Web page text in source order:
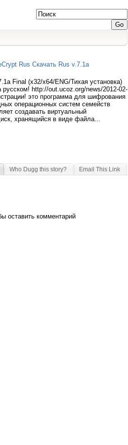
Rus Скачать Rus v.7.1a
Final (x32/x64/ENG/Тихая установка)
русском! http://out.ucoz.org/news/2012-02-
это программа для шифрования
операционных систем семейств
создавать виртуальный
хранящийся в виде файла...
Who Dugg this story? Email This Link
оставить комментарий